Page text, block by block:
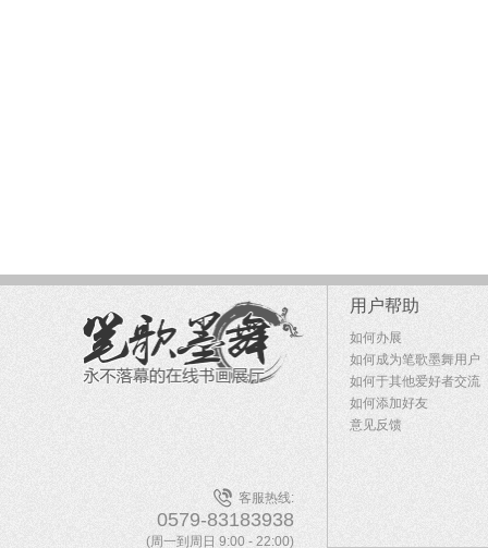
客服热线:
0579-83183938
(周一到周日 9:00 - 22:00)
用户帮助
如何办展
如何成为笔歌墨舞用户
如何于其他爱好者交流
如何添加好友
意见反馈